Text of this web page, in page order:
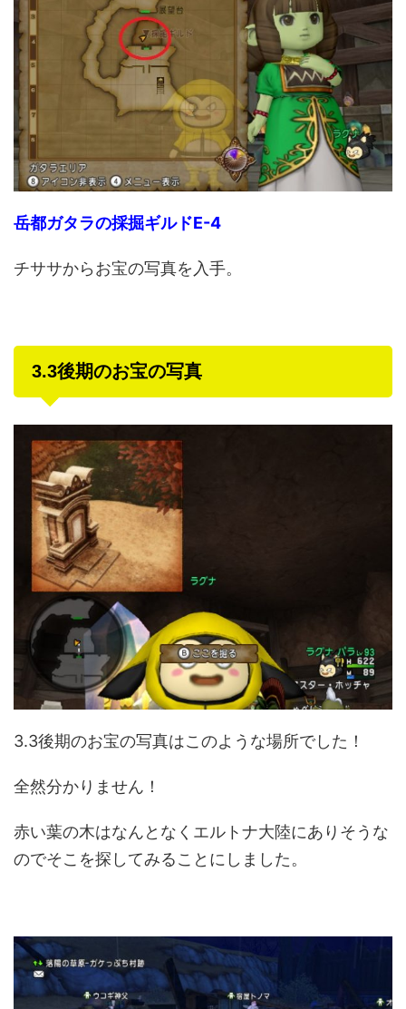
岳都ガタラの採掘ギルドE-4
チササからお宝の写真を入手。
3.3後期のお宝の写真
3.3後期のお宝の写真はこのような場所でした！
全然分かりません！
赤い葉の木はなんとなくエルトナ大陸にありそうな
のでそこを探してみることにしました。